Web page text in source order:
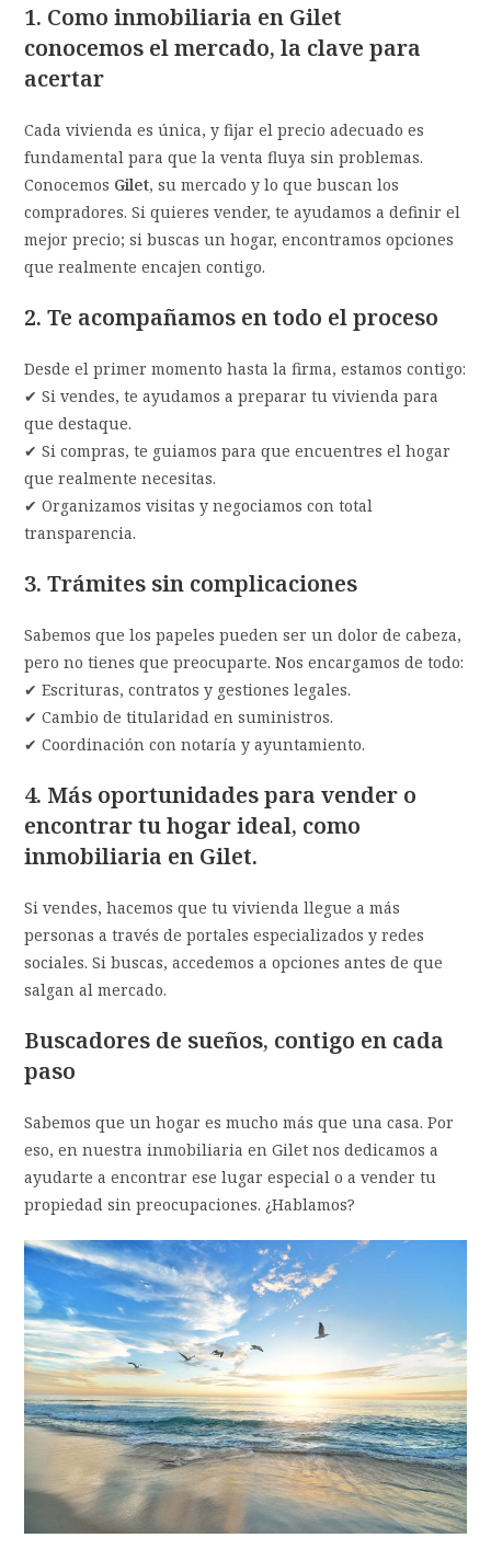
1. Como inmobiliaria en Gilet
conocemos el mercado, la clave para
acertar
Cada vivienda es única, y fijar el precio adecuado es
fundamental para que la venta fluya sin problemas.
Conocemos Gilet, su mercado y lo que buscan los
compradores. Si quieres vender, te ayudamos a definir el
mejor precio; si buscas un hogar, encontramos opciones
que realmente encajen contigo.
2. Te acompañamos en todo el proceso
Desde el primer momento hasta la firma, estamos contigo:
✔ Si vendes, te ayudamos a preparar tu vivienda para
que destaque.
✔ Si compras, te guiamos para que encuentres el hogar
que realmente necesitas.
✔ Organizamos visitas y negociamos con total
transparencia.
3. Trámites sin complicaciones
Sabemos que los papeles pueden ser un dolor de cabeza,
pero no tienes que preocuparte. Nos encargamos de todo:
✔ Escrituras, contratos y gestiones legales.
✔ Cambio de titularidad en suministros.
✔ Coordinación con notaría y ayuntamiento.
4. Más oportunidades para vender o
encontrar tu hogar ideal, como
inmobiliaria en Gilet.
Si vendes, hacemos que tu vivienda llegue a más
personas a través de portales especializados y redes
sociales. Si buscas, accedemos a opciones antes de que
salgan al mercado.
Buscadores de sueños, contigo en cada
paso
Sabemos que un hogar es mucho más que una casa. Por
eso, en nuestra inmobiliaria en Gilet nos dedicamos a
ayudarte a encontrar ese lugar especial o a vender tu
propiedad sin preocupaciones. ¿Hablamos?